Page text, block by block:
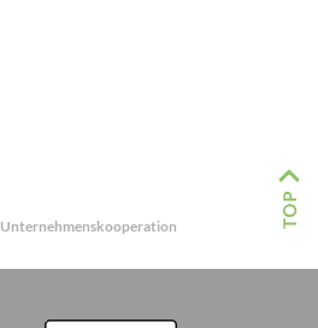
Unter­neh­mens­ko­ope­ra­tion